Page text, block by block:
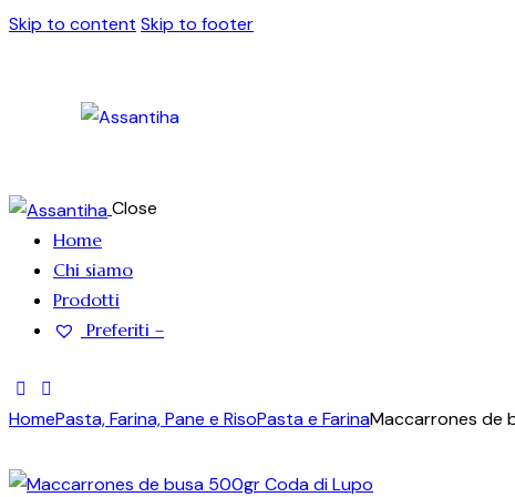
Skip to content Skip to footer
Close
Home
Chi siamo
Prodotti
Preferiti –
HomePasta, Farina, Pane e RisoPasta e FarinaMaccarrones de